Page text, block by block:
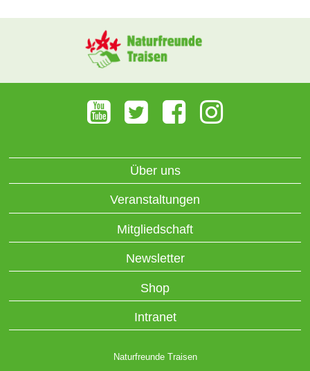
Über uns
Veranstaltungen
Mitgliedschaft
Newsletter
Shop
Intranet
Naturfreunde Traisen